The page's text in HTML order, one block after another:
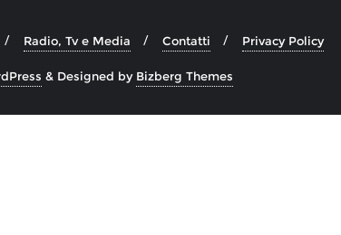
Radio, Tv e Media Contatti Privacy Policy
& Designed by Bizberg Themes